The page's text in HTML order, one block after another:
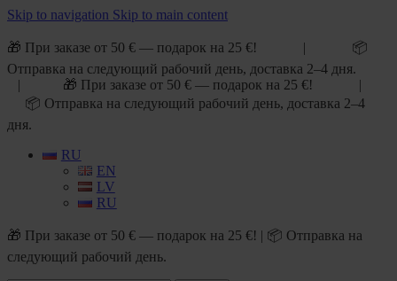
Skip to navigation Skip to main content
🎁 При заказе от 50 € — подарок на 25 €! | 📦
Отправка на следующий рабочий день, доставка 2–4 дня.
| 🎁 При заказе от 50 € — подарок на 25 €! |
📦 Отправка на следующий рабочий день, доставка 2–4
дня.
RU
EN
LV
RU
🎁 При заказе от 50 € — подарок на 25 €! | 📦 Отправка на
следующий рабочий день.